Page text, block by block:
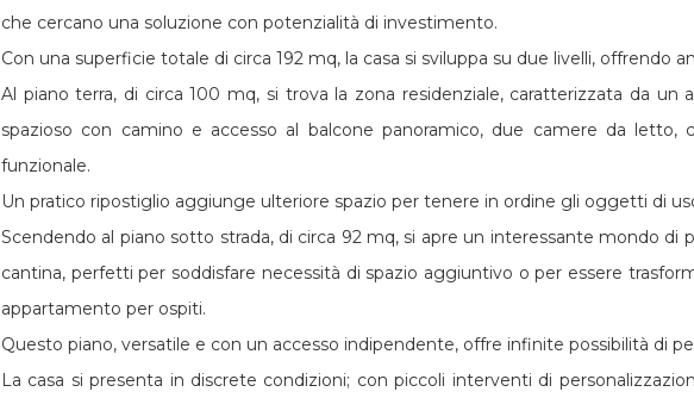
che cercano una soluzione con potenzialità di investimento.
Con una superficie totale di circa 192 mq, la casa si sviluppa su due livelli, offrendo
Al piano terra, di circa 100 mq, si trova la zona residenziale, caratterizzata da
spazioso con camino e accesso al balcone panoramico, due camere da letto,
funzionale.
Un pratico ripostiglio aggiunge ulteriore spazio per tenere in ordine gli oggetti di
Scendendo al piano sotto strada, di circa 92 mq, si apre un interessante mondo di
cantina, perfetti per soddisfare necessità di spazio aggiuntivo o per essere
appartamento per ospiti.
Questo piano, versatile e con un accesso indipendente, offre infinite possibilità di
La casa si presenta in discrete condizioni; con piccoli interventi di